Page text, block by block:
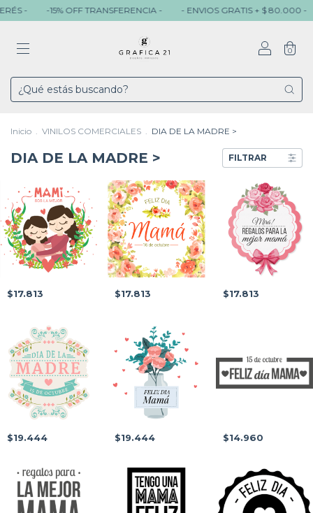
- -15% OFF TRANSFERENCIA - - ENVIOS GRATIS + $ 80.000 -
0
Inicio . VINILOS COMERCIALES . DIA DE LA MADRE >
DIA DE LA MADRE > FILTRAR
$17.813 $17.813 $17.813
$19.444 $19.444 $14.960